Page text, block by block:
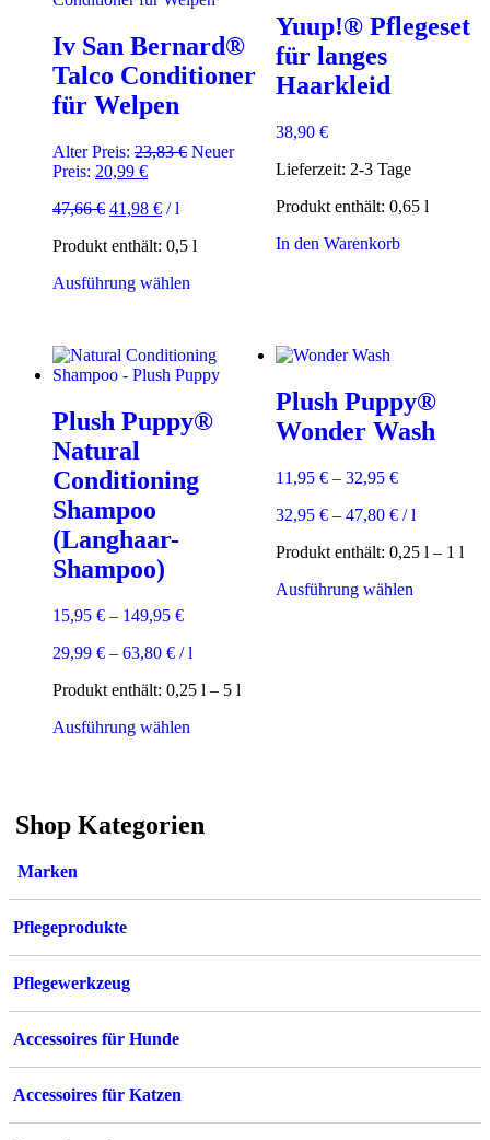
Iv San Bernard®
Talco Conditioner
für Welpen
Alter Preis: 23,83€ Ursprünglicher
Neuer
Preis: 20,99 €Aktueller
ist:
47,66€ Ursprünglicher
war:
41,98 €Aktueller
ist:
/l
Produkt enthält: 0,5 l
Ausführung wählen
Varianten
auf.
Optionen
der
Produktseite
Yuup!® Pflegeset
für langes
Haarkleid
38,90 €
Lieferzeit: 2-3 Tage
Produkt enthält: 0,65 l
In den Warenkorb
Plush Puppy®
Natural
Conditioning
Shampoo
(Langhaar-
Shampoo)
15,95 € – 149,95 €
29,99 € – 63,80 € /l
Produkt enthält: 0,25 l – 5 l
Ausführung wählen
auf.
auf
gewählt
Plush Puppy®
Wonder Wash
11,95 €– 32,95 €
32,95 €– 47,80 €/l
Produkt enthält: 0,25 l – 1 l
Ausführung wählenDieses
Shop Kategorien
Marken
Pflegeprodukte
Pflegewerkzeug
Accessoires für Hunde
Accessoires für Katzen